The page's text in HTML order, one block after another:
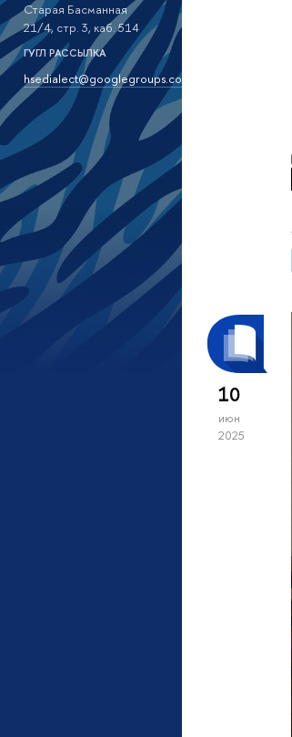
Старая Басманная
21/4, стр. 3, каб. 514
ГУГЛ РАССЫЛКА
hsedialect@googlegroups.com
10
июн
2025